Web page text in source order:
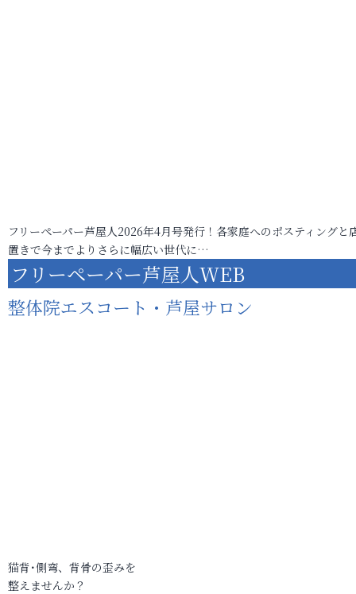
フリーペーパー芦屋人2026年4月号発行！各家庭へのポスティングと
置きで今までよりさらに幅広い世代に…
フリーペーパー芦屋人WEB
整体院エスコート・芦屋サロン
猫背･側弯、背骨の歪みを
整えませんか？